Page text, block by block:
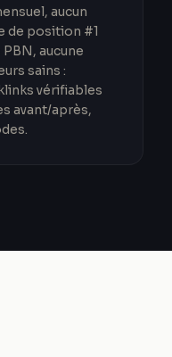
aucun
de position #1
aucune
sains :
vérifiables
avant/après,